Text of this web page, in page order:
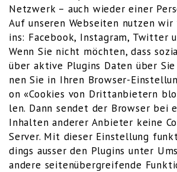
Netz­werk – auch wie­der einer
Auf unse­ren Web­sei­ten nut­zen
ins: Face­book, Insta­gram, Twit­ter
Wenn Sie nicht möch­ten, dass
über akti­ve Plug­ins Daten über
nen Sie in Ihren Brow­ser-
on«Coo­kies von Dritt­an­bie­tern
len. Dann sen­det der Brow­ser bei
Inhal­ten ande­rer Anbie­ter kei­ne
Ser­ver. Mit die­ser Ein­stel­lung
dings aus­ser den Plug­ins unter
ande­re sei­ten­über­grei­fen­de